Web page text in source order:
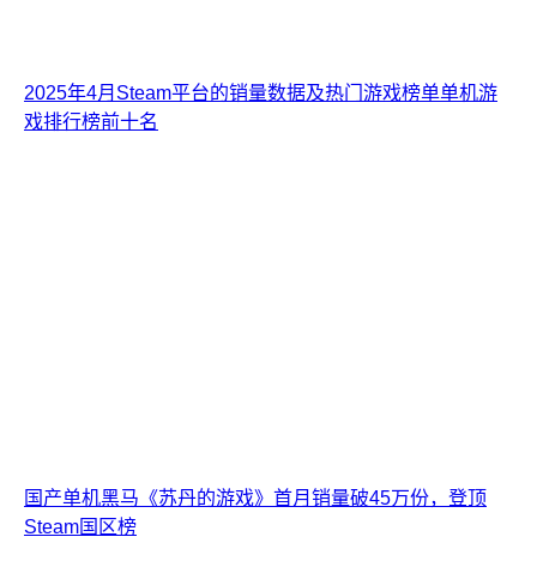
2025年4月Steam平台的销量数据及热门游戏榜单单机游
戏排行榜前十名
国产单机黑马《苏丹的游戏》首月销量破45万份，登顶
Steam国区榜